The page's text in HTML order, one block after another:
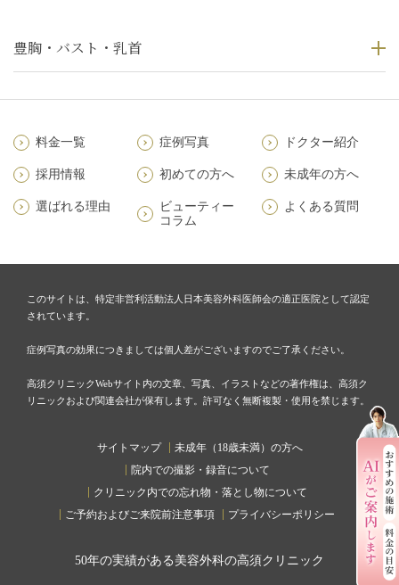
豊胸・バスト・乳首
料金一覧 症例写真 ドクター紹介
採用情報 初めての方へ 未成年の方へ
選ばれる理由
ビューティー
コラム
よくある質問
このサイトは、特定非営利活動法人日本美容外科医師会の適正医院として認定
されています。
症例写真の効果につきましては個人差がございますのでご了承ください。
高須クリニックWebサイト内の文章、写真、イラストなどの著作権は、高須ク
リニックおよび関連会社が保有します。許可なく無断複製・使用を禁じます。
サイトマップ
未成年（18歳未満）の方へ
院内での撮影・録音について
クリニック内での忘れ物・落とし物について
ご予約およびご来院前注意事項
プライバシーポリシー
50年の実績がある美容外科の高須クリニック